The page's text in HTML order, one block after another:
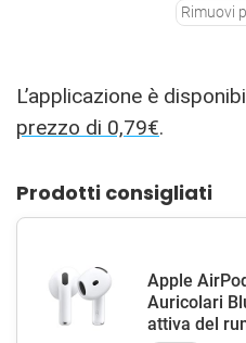
Rimuovi
L’applicazione è
prezzo di 0,79€.
Prodotti consigliati
Apple
Auricolari
attiva del